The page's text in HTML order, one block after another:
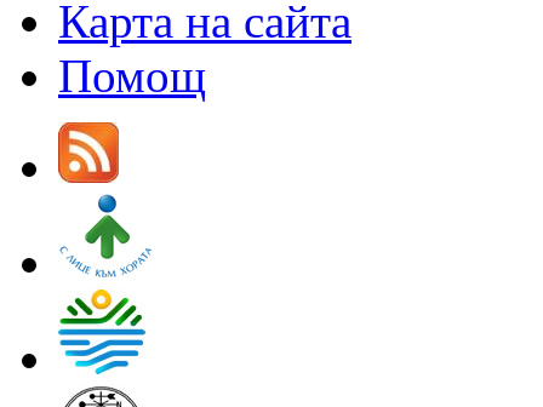
Карта на сайта
Помощ